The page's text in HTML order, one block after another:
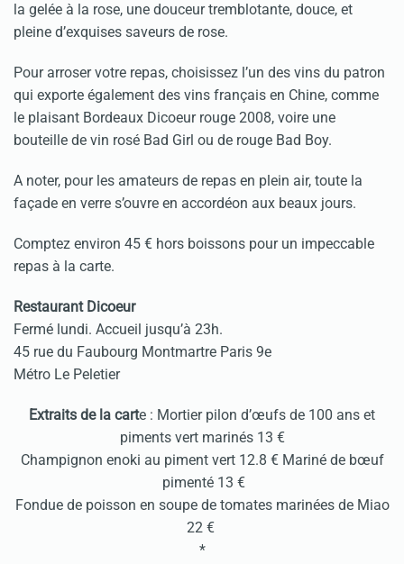
la gelée à la rose, une douceur tremblotante, douce, et
pleine d’exquises saveurs de rose.
Pour arroser votre repas, choisissez l’un des vins du patron
qui exporte également des vins français en Chine, comme
le plaisant Bordeaux Dicoeur rouge 2008, voire une
bouteille de vin rosé Bad Girl ou de rouge Bad Boy.
A noter, pour les amateurs de repas en plein air, toute la
façade en verre s’ouvre en accordéon aux beaux jours.
Comptez environ 45 € hors boissons pour un impeccable
repas à la carte.
Restaurant Dicoeur
Fermé lundi. Accueil jusqu’à 23h.
45 rue du Faubourg Montmartre Paris 9e
Métro Le Peletier
Extraits de la carte : Mortier pilon d’œufs de 100 ans et
piments vert marinés 13 €
Champignon enoki au piment vert 12.8 € Mariné de bœuf
pimenté 13 €
Fondue de poisson en soupe de tomates marinées de Miao
22 €
*